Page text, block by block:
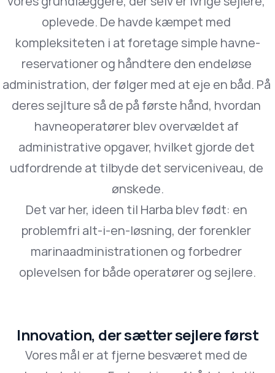
oplevede. De havde kæmpet med
kompleksiteten i at foretage simple havne-
reservationer og håndtere den endeløse
administration, der følger med at eje en båd. På
deres sejlture så de på første hånd, hvordan
havneoperatører blev overvældet af
administrative opgaver, hvilket gjorde det
udfordrende at tilbyde det serviceniveau, de
ønskede.
Det var her, ideen til Harba blev født: en
problemfri alt-i-en-løsning, der forenkler
marinaadministrationen og forbedrer
oplevelsen for både operatører og sejlere.
Innovation, der sætter sejlere først
Vores mål er at fjerne besværet med de